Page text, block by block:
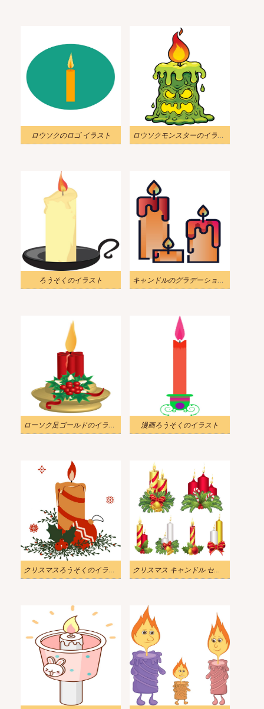
ロウソクのロゴ イラスト ロウソクモンスターのイラスト
ろうそくのイラスト キャンドルのグラデーションのイラスト
ローソク足ゴールドのイラスト 漫画ろうそくのイラスト
クリスマスろうそくのイラスト クリスマス キャンドル セットのイラスト